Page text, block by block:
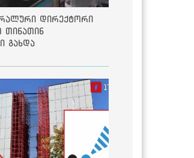
დირექტორი
თინათინ
გახდა